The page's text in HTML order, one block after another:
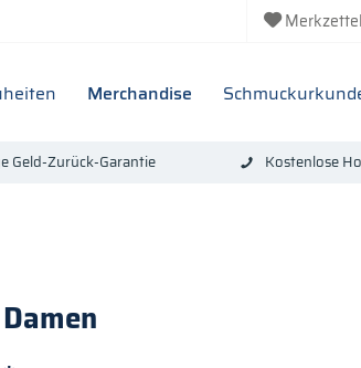
Merkzettel
Merchandise
Geld-Zurück-Garantie Kostenlose